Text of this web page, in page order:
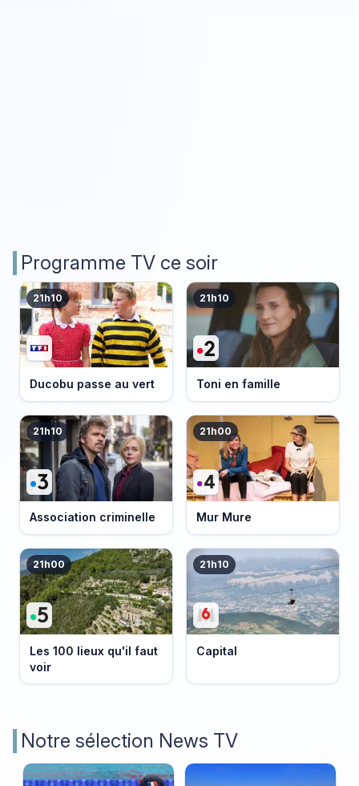
Programme TV ce soir
21h10
Ducobu passe au vert
21h10
Toni en famille
21h10
Association criminelle
21h00
Mur Mure
21h00
Les 100 lieux qu'il faut
voir
21h10
Capital
Notre sélection News TV